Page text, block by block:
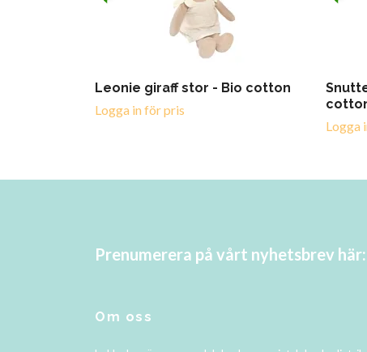
Leonie giraff stor - Bio cotton
Logga in för pris
Logga
Prenumerera på vårt nyhetsbrev här:
Om oss